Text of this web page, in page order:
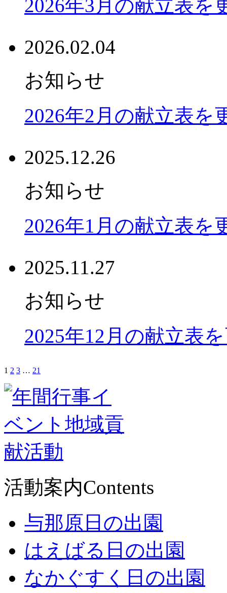
2026年3月の献立表を
2026.02.04
お知らせ
2026年2月の献立表を
2025.12.26
お知らせ
2026年1月の献立表を
2025.11.27
お知らせ
2025年12月の献立表
1 2 3 … 21
活動案内Contents
与那原日の出園
はえばる日の出園
なかぐすく日の出園